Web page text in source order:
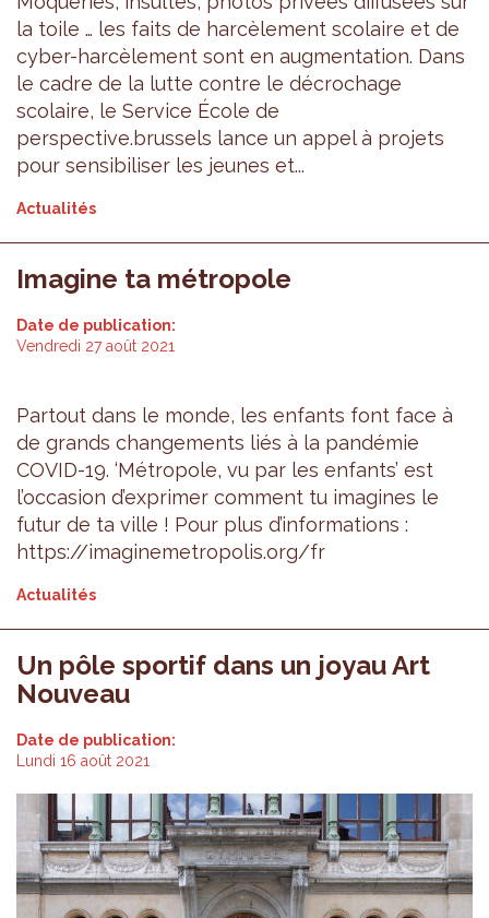
la toile … les faits de harcèlement scolaire et de
cyber-harcèlement sont en augmentation. Dans
le cadre de la lutte contre le décrochage
scolaire, le Service École de
perspective.brussels lance un appel à projets
pour sensibiliser les jeunes et...
Actualités
Imagine ta métropole
Date de publication:
Vendredi 27 août 2021
Partout dans le monde, les enfants font face à
de grands changements liés à la pandémie
COVID-19. ‘Métropole, vu par les enfants’ est
l’occasion d’exprimer comment tu imagines le
futur de ta ville ! Pour plus d’informations :
https://imaginemetropolis.org/fr
Actualités
Un pôle sportif dans un joyau Art
Nouveau
Date de publication:
Lundi 16 août 2021